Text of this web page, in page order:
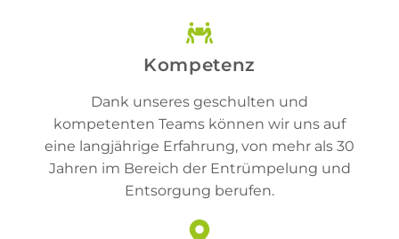
Kompetenz
Dank unseres geschulten und
kompetenten Teams können wir uns auf
eine langjährige Erfahrung, von mehr als 30
Jahren im Bereich der Entrümpelung und
Entsorgung berufen.